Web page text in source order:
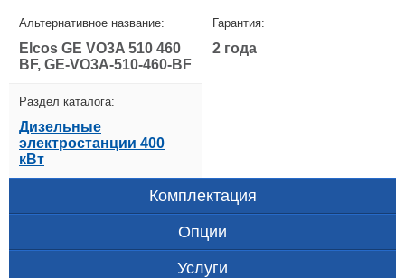
Альтернативное название:
Elcos GE VO3A 510 460
BF, GE-VO3A-510-460-BF
Гарантия:
2 года
Раздел каталога:
Дизельные
электростанции 400
кВт
Комплектация
Опции
Услуги